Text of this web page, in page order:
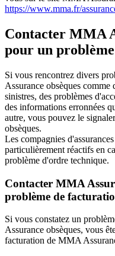
https://www.mma.fr/
Contacter MMA
pour un problème
Si vous rencontrez divers
Assurance obsèques comme
sinistres, des problèmes
des informations erronnées
autre, vous pouvez le
obsèques.
Les compagnies
particulièrement réactifs en
problème d'ordre technique.
Contacter MMA
problème de
Si vous constatez un
Assurance obsèques, vous
facturation de MMA